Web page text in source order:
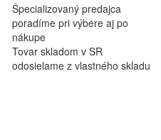
Špecializovaný predajca
poradíme pri výbere aj po
nákupe
Tovar skladom v SR
odosielame z vlastného skladu